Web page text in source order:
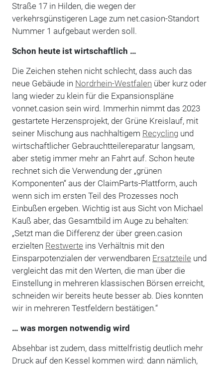
Straße 17 in Hilden, die wegen der
verkehrsgünstigeren Lage zum net.casion-Standort
Nummer 1 aufgebaut werden soll.
Schon heute ist wirtschaftlich …
Die Zeichen stehen nicht schlecht, dass auch das
neue Gebäude in Nordrhein-Westfalen über kurz oder
lang wieder zu klein für die Expansionspläne
vonnet.casion sein wird. Immerhin nimmt das 2023
gestartete Herzensprojekt, der Grüne Kreislauf, mit
seiner Mischung aus nachhaltigem Recyclingund
wirtschaftlicher Gebrauchtteilereparatur langsam,
aber stetig immer mehr an Fahrt auf. Schon heute
rechnet sich die Verwendung der „grünen
Komponenten“ aus der ClaimParts-Plattform, auch
wenn sich im ersten Teil des Prozesses noch
Einbußen ergeben. Wichtig ist aus Sicht von Michael
Kauß aber, das Gesamtbild im Auge zu behalten:
„Setzt man die Differenz der über green.casion
erzielten Restwerte ins Verhältnis mit den
Einsparpotenzialen der verwendbaren Ersatzteile und
vergleicht das mit den Werten, die man über die
Einstellung in mehreren klassischen Börsen erreicht,
schneiden wir bereits heute besser ab. Dies konnten
wir in mehreren Testfeldern bestätigen.“
… was morgen notwendig wird
Absehbar ist zudem, dass mittelfristig deutlich mehr
Druck auf den Kessel kommen wird: dann nämlich,